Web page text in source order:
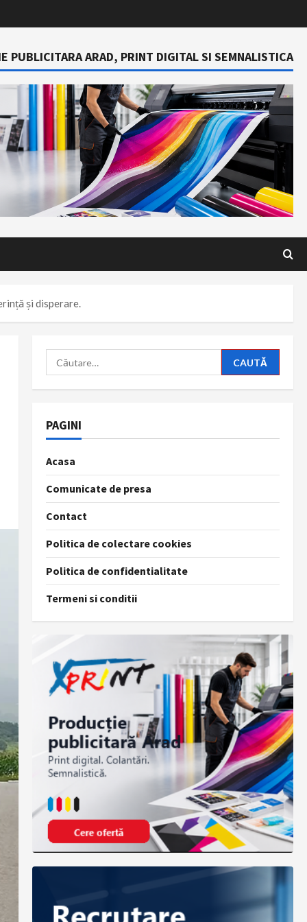
PUBLICITARA ARAD, PRINT DIGITAL SI SEMNALISTICA
și disperare.
Caută
după:
PAGINI
Acasa
Comunicate de presa
Contact
Politica de colectare cookies
Politica de confidentialitate
Termeni si conditii